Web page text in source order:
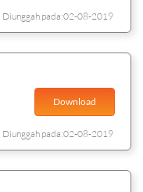
Diunggah pada:02-08-2019
Download
Diunggah pada:02-08-2019